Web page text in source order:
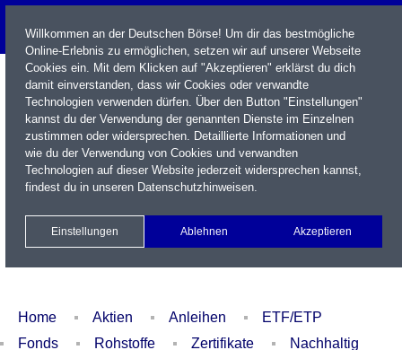
Name / WKN / ISIN / Kürzel
Newsletter Kontakt
Xetra Realtime
Watchlist Portfolio Login
Home Aktien Anleihen
ETF/ETP
Fonds
Rohstoffe Zertifikate
Nachhaltig
Willkommen an der Deutschen Börse! Um dir das bestmögliche
Online-Erlebnis zu ermöglichen, setzen wir auf unserer Webseite
Cookies ein. Mit dem Klicken auf "Akzeptieren" erklärst du dich
damit einverstanden, dass wir Cookies oder verwandte
Technologien verwenden dürfen. Über den Button "Einstellungen"
kannst du der Verwendung der genannten Dienste im Einzelnen
zustimmen oder widersprechen. Detaillierte Informationen und
wie du der Verwendung von Cookies und verwandten
Technologien auf dieser Website jederzeit widersprechen kannst,
findest du in unseren Datenschutzhinweisen.
Einstellungen Ablehnen Akzeptieren